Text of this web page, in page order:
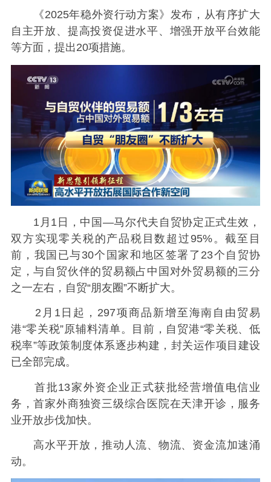
《2025年稳外资行动方案》发布，从有序扩大
自主开放、提高投资促进水平、增强开放平台效能
等方面，提出20项措施。
1月1日，中国—马尔代夫自贸协定正式生效，
双方实现零关税的产品税目数超过95%。截至目
前，我国已与30个国家和地区签署了23个自贸协
定，与自贸伙伴的贸易额占中国对外贸易额的三分
之一左右，自贸“朋友圈”不断扩大。
2月1日起，297项商品新增至海南自由贸易
港“零关税”原辅料清单。目前，自贸港“零关税、低
税率”等政策制度体系逐步构建，封关运作项目建设
已全部完成。
首批13家外资企业正式获批经营增值电信业
务，首家外商独资三级综合医院在天津开诊，服务
业开放步伐加快。
高水平开放，推动人流、物流、资金流加速涌
动。